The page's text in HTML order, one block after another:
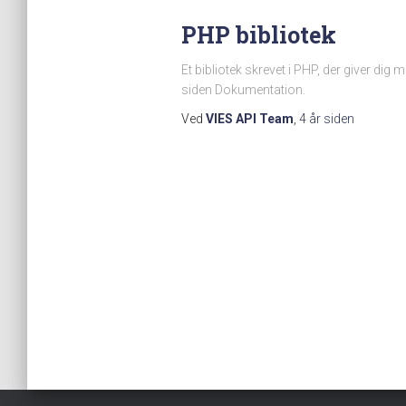
PHP bibliotek
Et bibliotek skrevet i PHP, der giver dig
siden Dokumentation.
Ved VIES API Team 4 årsiden